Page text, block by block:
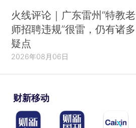
火线评论｜广东雷州“特教老
师招聘违规”很雷，仍有诸多
疑点
2026年08月06日
财新移动